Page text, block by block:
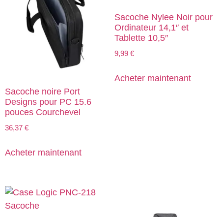
Sacoche noire Port
Designs pour PC 15.6
pouces Courchevel
36,37 €
Acheter maintenant
Sacoche Nylee Noir pour
Ordinateur 14,1″ et
Tablette 10,5″
9,99 €
Acheter maintenant